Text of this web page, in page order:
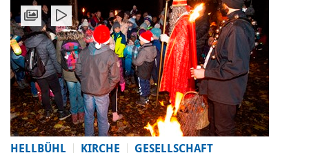
HELLBÜHL KIRCHE GESELLSCHAFT